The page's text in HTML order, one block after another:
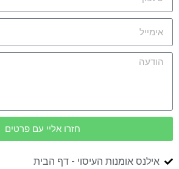
חזרו אליי עם פרטים
אילנס אומנות העיסוי - דף הבית